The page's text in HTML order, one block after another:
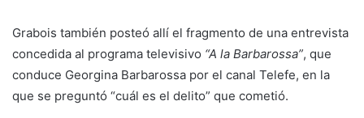
Grabois también posteó allí el fragmento de una entrevista
concedida al programa televisivo “A la Barbarossa”, que
conduce Georgina Barbarossa por el canal Telefe, en la
que se preguntó “cuál es el delito” que cometió.